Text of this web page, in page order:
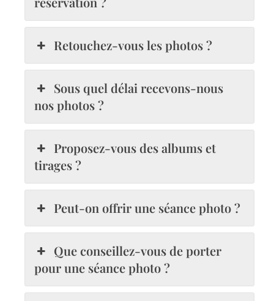
Retouchez-vous les photos ?
Sous quel délai recevons-nous
nos photos ?
Proposez-vous des albums et
tirages ?
Peut-on offrir une séance photo ?
Que conseillez-vous de porter
pour une séance photo ?